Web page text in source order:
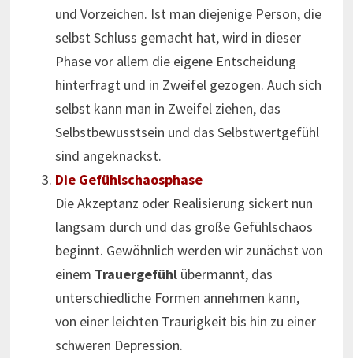
und Vorzeichen. Ist man diejenige Person, die
selbst Schluss gemacht hat, wird in dieser
Phase vor allem die eigene Entscheidung
hinterfragt und in Zweifel gezogen. Auch sich
selbst kann man in Zweifel ziehen, das
Selbstbewusstsein und das Selbstwertgefühl
sind angeknackst.
Die Gefühlschaosphase
Die Akzeptanz oder Realisierung sickert nun
langsam durch und das große Gefühlschaos
beginnt. Gewöhnlich werden wir zunächst von
einem Trauergefühlübermannt, das
unterschiedliche Formen annehmen kann,
von einer leichten Traurigkeit bis hin zu einer
schweren Depression.